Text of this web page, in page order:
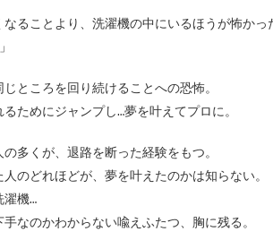
なることより、洗濯機の中にいるほうが怖かっ
じところを回り続けることへの恐怖。
ためにジャンプし…夢を叶えてプロに。
多くが、退路を断った経験をもつ。
のどれほどが、夢を叶えたのかは知らない。
濯機…
手なのかわからない喩えふたつ、胸に残る。